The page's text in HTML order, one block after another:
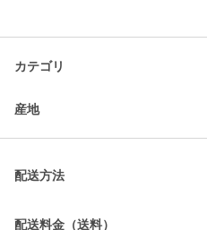
カテゴリ
産地
配送方法
配送料金（送料）